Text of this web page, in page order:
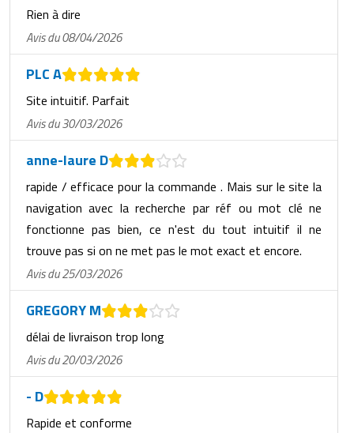
Rien à dire
Avis du 08/04/2026
PLC A
Site intuitif. Parfait
Avis du 30/03/2026
anne-laure D
rapide / efficace pour la commande . Mais sur le site la
navigation avec la recherche par réf ou mot clé ne
fonctionne pas bien, ce n'est du tout intuitif il ne
trouve pas si on ne met pas le mot exact et encore.
Avis du 25/03/2026
GREGORY M
délai de livraison trop long
Avis du 20/03/2026
- D
Rapide et conforme